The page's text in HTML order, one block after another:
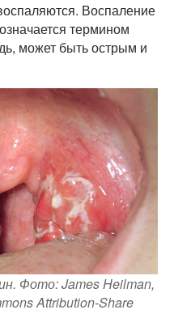
Воспаление
термином
может быть острым и
Фото: James Heilman,
Attribution-Share